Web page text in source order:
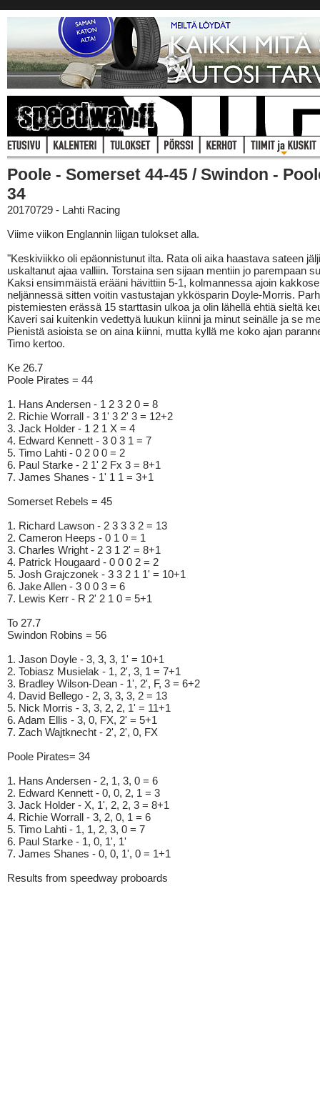
Poole - Somerset 44-45 / Swindon -
34
20170729 - Lahti Racing
Viime viikon Englannin liigan tulokset alla.
"Keskiviikko oli epäonnistunut ilta. Rata oli aika haastava sateen
uskaltanut ajaa valliin. Torstaina sen sijaan mentiin jo parempaan
Kaksi ensimmäistä erääni hävittiin 5-1, kolmannessa ajoin
neljännessä sitten voitin vastustajan ykkösparin Doyle-Morris.
pistemiesten erässä 15 starttasin ulkoa ja olin lähellä ehtiä sieltä
Kaveri sai kuitenkin vedettyä luukun kiinni ja minut seinälle ja se
Pienistä asioista se on aina kiinni, mutta kyllä me koko ajan
Timo kertoo.
Ke 26.7
Poole Pirates = 44
1. Hans Andersen - 1 2 3 2 0 = 8
2. Richie Worrall - 3 1' 3 2' 3 = 12+2
3. Jack Holder - 1 2 1 X = 4
4. Edward Kennett - 3 0 3 1 = 7
5. Timo Lahti - 0 2 0 0 = 2
6. Paul Starke - 2 1' 2 Fx 3 = 8+1
7. James Shanes - 1' 1 1 = 3+1
Somerset Rebels = 45
1. Richard Lawson - 2 3 3 3 2 = 13
2. Cameron Heeps - 0 1 0 = 1
3. Charles Wright - 2 3 1 2' = 8+1
4. Patrick Hougaard - 0 0 0 2 = 2
5. Josh Grajczonek - 3 3 2 1 1' = 10+1
6. Jake Allen - 3 0 0 3 = 6
7. Lewis Kerr - R 2' 2 1 0 = 5+1
To 27.7
Swindon Robins = 56
1. Jason Doyle - 3, 3, 3, 1' = 10+1
2. Tobiasz Musielak - 1, 2', 3, 1 = 7+1
3. Bradley Wilson-Dean - 1', 2', F, 3 = 6+2
4. David Bellego - 2, 3, 3, 3, 2 = 13
5. Nick Morris - 3, 3, 2, 2, 1' = 11+1
6. Adam Ellis - 3, 0, FX, 2' = 5+1
7. Zach Wajtknecht - 2', 2', 0, FX
Poole Pirates= 34
1. Hans Andersen - 2, 1, 3, 0 = 6
2. Edward Kennett - 0, 0, 2, 1 = 3
3. Jack Holder - X, 1', 2, 2, 3 = 8+1
4. Richie Worrall - 3, 2, 0, 1 = 6
5. Timo Lahti - 1, 1, 2, 3, 0 = 7
6. Paul Starke - 1, 0, 1', 1'
7. James Shanes - 0, 0, 1', 0 = 1+1
Results from speedway proboards